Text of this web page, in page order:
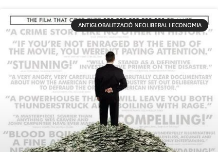
ANTIGLOBALITZACIÓ NEOLIBERAL I ECONOMIA